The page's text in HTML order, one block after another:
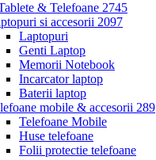
& Telefoane 2745
si accesorii 2097
Laptopuri
Genti Laptop
Memorii Notebook
Incarcator laptop
Baterii laptop
mobile & accesorii 289
Telefoane Mobile
Huse telefoane
Folii protectie telefoane